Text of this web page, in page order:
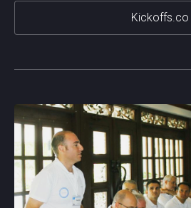
Kickoffs.co